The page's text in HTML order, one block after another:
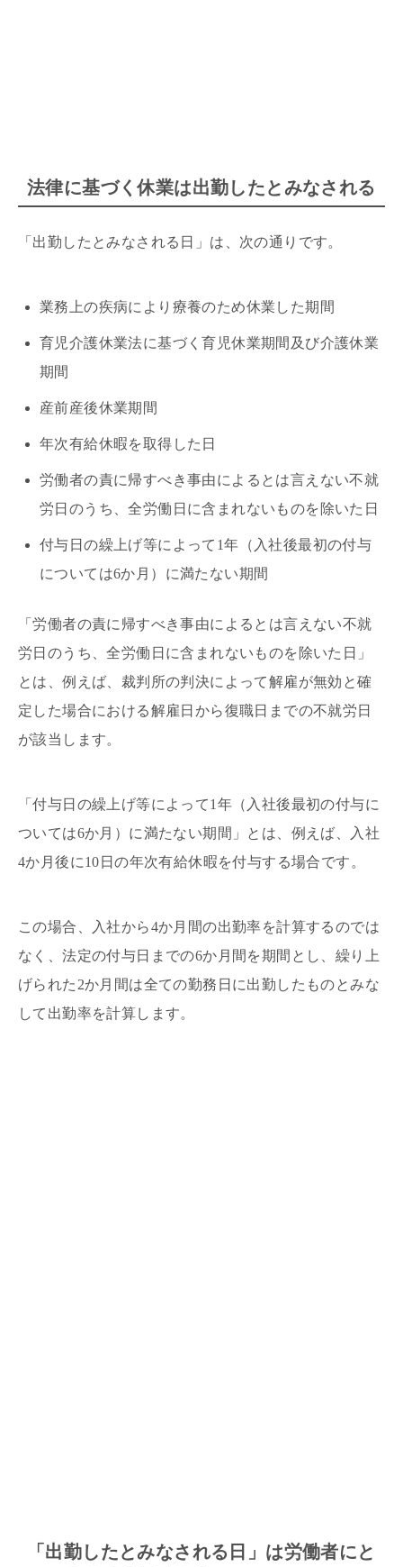
法律に基づく休業は出勤したとみなされる
「出勤したとみなされる日」は、次の通りです。
業務上の疾病により療養のため休業した期間
育児介護休業法に基づく育児休業期間及び介護休業
期間
産前産後休業期間
年次有給休暇を取得した日
労働者の責に帰すべき事由によるとは言えない不就
労日のうち、全労働日に含まれないものを除いた日
付与日の繰上げ等によって1年（入社後最初の付与
については6か月）に満たない期間
「労働者の責に帰すべき事由によるとは言えない不就
労日のうち、全労働日に含まれないものを除いた日」
とは、例えば、裁判所の判決によって解雇が無効と確
定した場合における解雇日から復職日までの不就労日
が該当します。
「付与日の繰上げ等によって1年（入社後最初の付与に
ついては6か月）に満たない期間」とは、例えば、入社
4か月後に10日の年次有給休暇を付与する場合です。
この場合、入社から4か月間の出勤率を計算するのでは
なく、法定の付与日までの6か月間を期間とし、繰り上
げられた2か月間は全ての勤務日に出勤したものとみな
して出勤率を計算します。
「出勤したとみなされる日」は労働者にと